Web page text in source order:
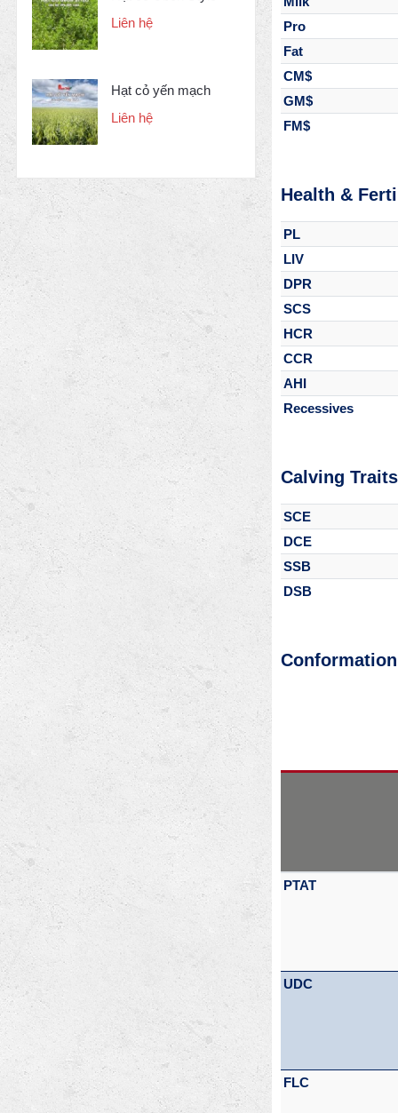
Liên hệ
Hạt cỏ yến mạch
Liên hệ
Pro
Fat
CM$
GM$
FM$
Health &
PL
LIV
DPR
SCS
HCR
CCR
AHI
Recessives
Calving Traits
SCE
DCE
SSB
DSB
Conformation
PTAT
UDC
FLC